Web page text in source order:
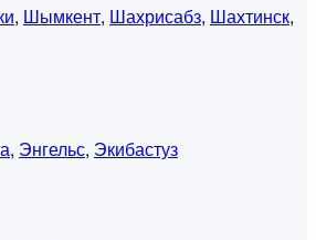
, Шымкент, Шахрисабз, Шахтинск,
, Энгельс, Экибастуз